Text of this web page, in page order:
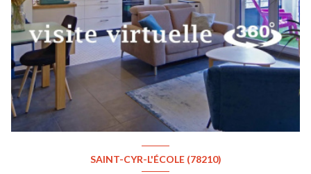
SAINT-CYR-L'ÉCOLE (78210)